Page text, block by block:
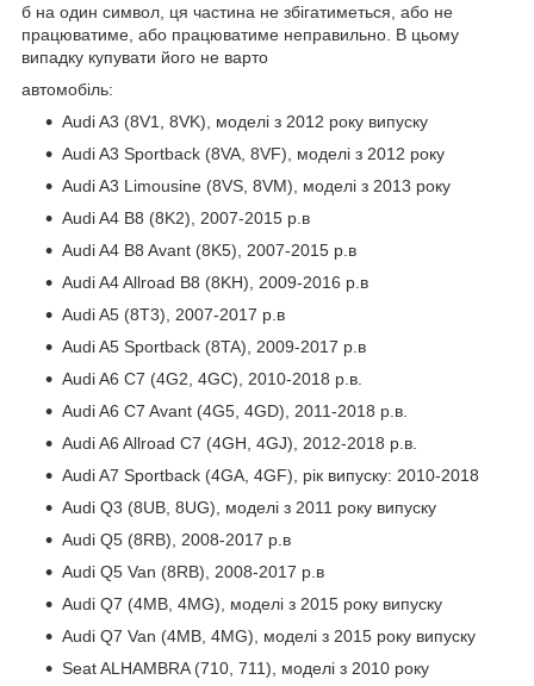
б на один символ, ця частина не збігатиметься, або не
працюватиме, або працюватиме неправильно. В цьому
випадку купувати його не варто
автомобіль:
Audi A3 (8V1, 8VK), моделі з 2012 року випуску
Audi A3 Sportback (8VA, 8VF), моделі з 2012 року
Audi A3 Limousine (8VS, 8VM), моделі з 2013 року
Audi A4 B8 (8K2), 2007-2015 р.в
Audi A4 B8 Avant (8K5), 2007-2015 р.в
Audi A4 Allroad B8 (8KH), 2009-2016 р.в
Audi A5 (8T3), 2007-2017 р.в
Audi A5 Sportback (8TA), 2009-2017 р.в
Audi A6 C7 (4G2, 4GC), 2010-2018 р.в.
Audi A6 C7 Avant (4G5, 4GD), 2011-2018 р.в.
Audi A6 Allroad C7 (4GH, 4GJ), 2012-2018 р.в.
Audi A7 Sportback (4GA, 4GF), рік випуску: 2010-2018
Audi Q3 (8UB, 8UG), моделі з 2011 року випуску
Audi Q5 (8RB), 2008-2017 р.в
Audi Q5 Van (8RB), 2008-2017 р.в
Audi Q7 (4MB, 4MG), моделі з 2015 року випуску
Audi Q7 Van (4MB, 4MG), моделі з 2015 року випуску
Seat ALHAMBRA (710, 711), моделі з 2010 року